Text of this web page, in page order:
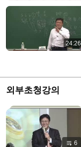
24:26
외부초청강의
6